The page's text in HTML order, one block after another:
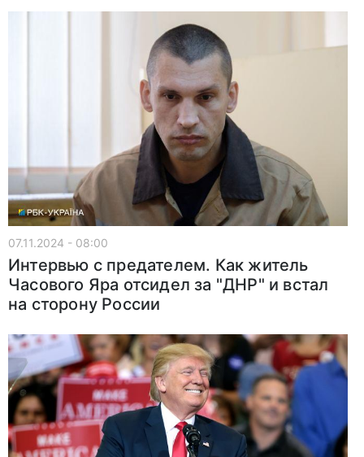
07.11.2024 - 08:00
Интервью с предателем. Как житель
Часового Яра отсидел за "ДНР" и встал
на сторону России